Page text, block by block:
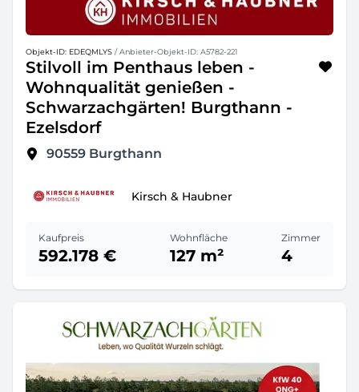
Objekt-ID: EDEQMLYS / Anbieter-Objekt-ID: A5782-221
Stilvoll im Penthaus leben -
Wohnqualität genießen -
Schwarzachgärten! Burgthann -
Ezelsdorf
90559 Burgthann
Kirsch & Haubner
Kaufpreis
592.178 €
Wohnfläche
127 m²
Zimmer
4